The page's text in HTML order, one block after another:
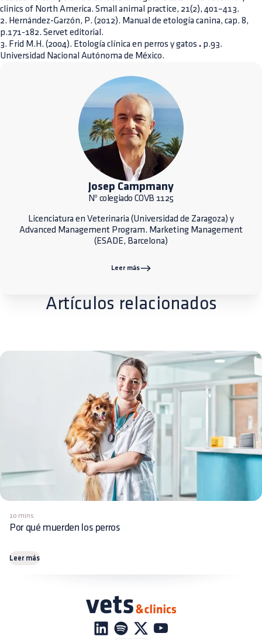
clinics of North America. Small animal practice, 21(2), 401–413.
2. Hernández-Garzón, P. (2012). Manual de etología canina, cap. 8,
p.171-182. Servet editorial.
3. Frid M.H. (2004). Etología clínica en perros y gatos . p.93.
Universidad Nacional Autónoma de México.
Josep Campmany
Nº colegiado COVB 1125
Licenciatura en Veterinaria (Universidad de Zaragoza) y
Advanced Management Program. Marketing Management
(ESADE, Barcelona)
Leer más
Artículos relacionados
10 mins
Por qué muerden los perros
Leer más